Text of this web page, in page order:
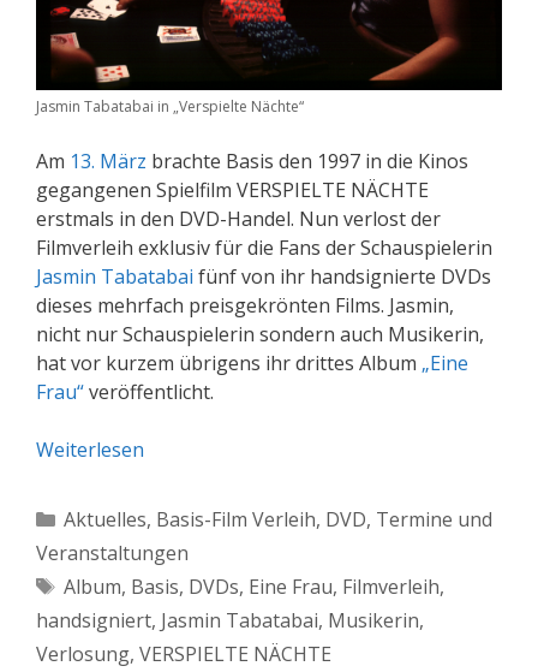
Jasmin Tabatabai in „Verspielte Nächte“
Am 13. März brachte Basis den 1997 in die Kinos
gegangenen Spielfilm VERSPIELTE NÄCHTE
erstmals in den DVD-Handel. Nun verlost der
Filmverleih exklusiv für die Fans der Schauspielerin
Jasmin Tabatabai fünf von ihr handsignierte DVDs
dieses mehrfach preisgekrönten Films. Jasmin,
nicht nur Schauspielerin sondern auch Musikerin,
hat vor kurzem übrigens ihr drittes Album „Eine
Frau“veröffentlicht.
Weiterlesen
Kategorien
Aktuelles, Basis-Film Verleih, DVD, Termine und
Veranstaltungen
Schlagwörter
Album, Basis, DVDs, Eine Frau, Filmverleih,
handsigniert, Jasmin Tabatabai, Musikerin,
Verlosung, VERSPIELTE NÄCHTE